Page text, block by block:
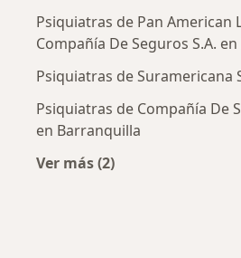
Psiquiatras de Pan American
Compañía De Seguros S.A.
Psiquiatras de Suramericana
Psiquiatras de Compañía De
en Barranquilla
Ver más (2)